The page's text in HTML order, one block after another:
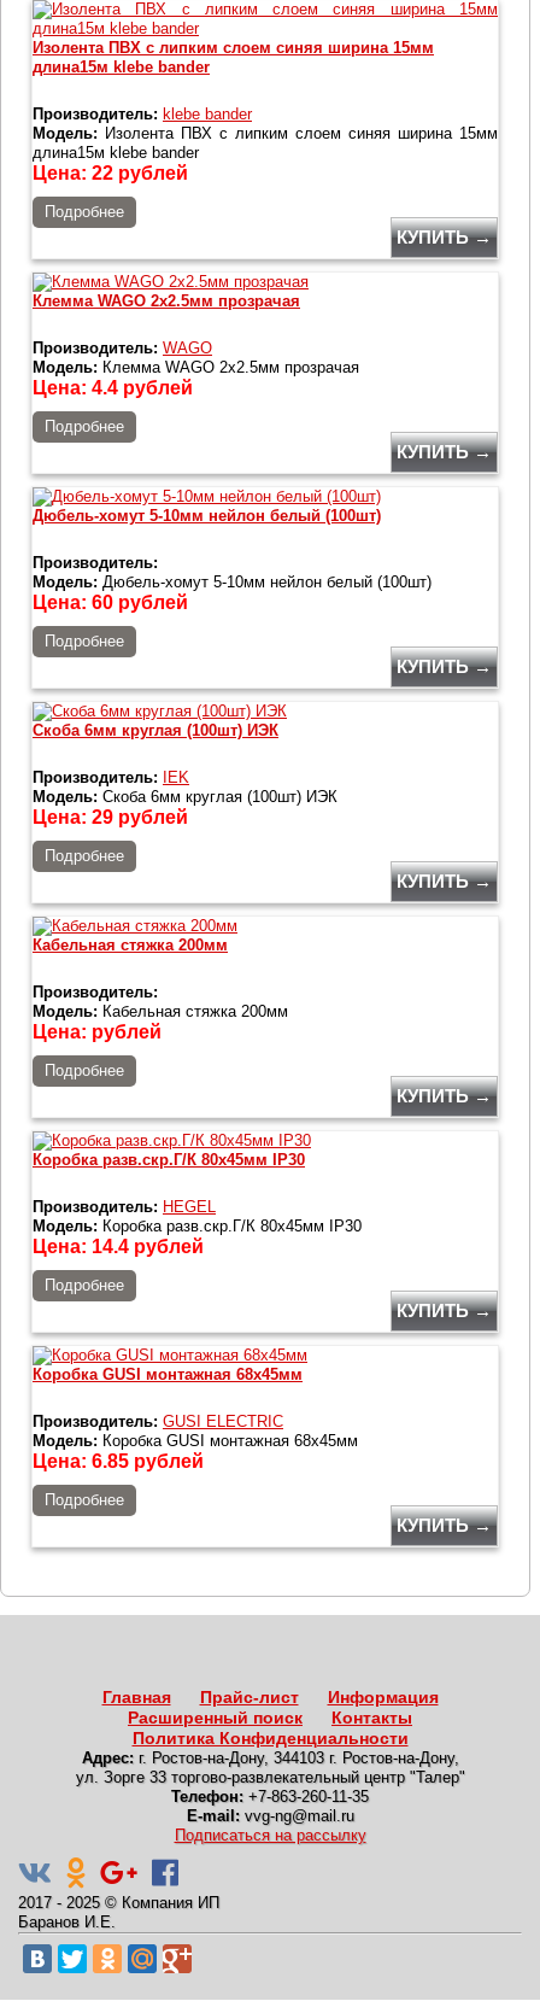
Изолента ПВХ с липким слоем синяя ширина 15мм
длина15м klebe bander
Производитель: klebe bander
Модель: Изолента ПВХ с липким слоем синяя ширина 15мм
длина15м klebe bander
Цена: 22 рублей
Подробнее
КУПИТЬ →
Клемма WAGO 2x2.5мм прозрачая
Производитель: WAGO
Модель: Клемма WAGO 2x2.5мм прозрачая
Цена: 4.4 рублей
Подробнее
КУПИТЬ →
Дюбель-хомут 5-10мм нейлон белый (100шт)
Производитель:
Модель: Дюбель-хомут 5-10мм нейлон белый (100шт)
Цена: 60 рублей
Подробнее
КУПИТЬ →
Скоба 6мм круглая (100шт) ИЭК
Производитель:
IEK
Модель: Скоба 6мм круглая (100шт) ИЭК
Цена: 29 рублей
Подробнее
КУПИТЬ →
Кабельная стяжка 200мм
Производитель:
Модель: Кабельная стяжка 200мм
Цена: рублей
Подробнее
КУПИТЬ →
Коробка разв.скр.Г/К 80х45мм IP30
Производитель: HEGEL
Модель: Коробка разв.скр.Г/К 80х45мм IP30
Цена: 14.4 рублей
Подробнее
КУПИТЬ →
Коробка GUSI монтажная 68х45мм
Производитель: GUSI ELECTRIC
Модель: Коробка GUSI монтажная 68х45мм
Цена: 6.85 рублей
Подробнее
КУПИТЬ →
Главная Прайс-лист
Информация
Расширенный поиск
Контакты
Политика Конфиденциальности
Адрес: г. Ростов-на-Дону, 344103 г. Ростов-на-Дону,
ул. Зорге 33 торгово-развлекательный центр "Талер"
Телефон: +7-863-260-11-35
E-mail: vvg-ng@mail.ru
Подписаться на рассылку
2017 - 2025 © Компания ИП
Баранов И.Е.